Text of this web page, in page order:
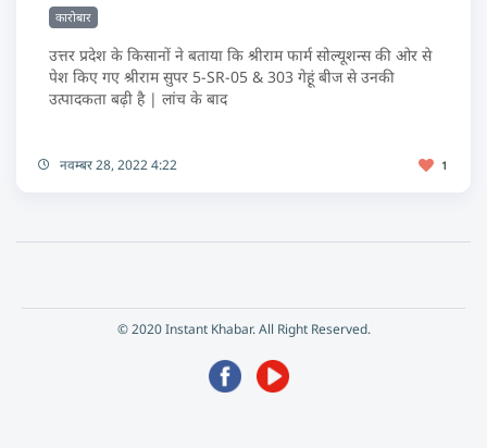
कारोबार
उत्तर प्रदेश के किसानों ने बताया कि श्रीराम फार्म सोल्यूशन्स की ओर से
पेश किए गए श्रीराम सुपर 5-SR-05 & 303 गेहूं बीज से उनकी
उत्पादकता बढ़ी है | लांच के बाद
नवम्बर 28, 2022 4:22 1
© 2020 Instant Khabar. All Right Reserved.